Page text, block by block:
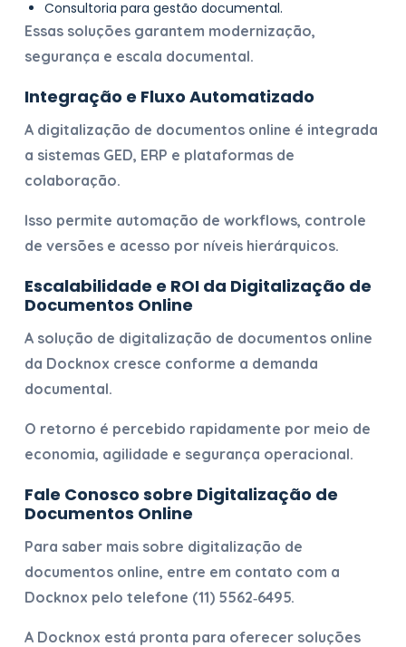
Consultoria para gestão documental.
Essas soluções garantem modernização,
segurança e escala documental.
Integração e Fluxo Automatizado
A digitalização de documentos online é integrada
a sistemas GED, ERP e plataformas de
colaboração.
Isso permite automação de workflows, controle
de versões e acesso por níveis hierárquicos.
Escalabilidade e ROI da Digitalização de
Documentos Online
A solução de digitalização de documentos online
da Docknox cresce conforme a demanda
documental.
O retorno é percebido rapidamente por meio de
economia, agilidade e segurança operacional.
Fale Conosco sobre Digitalização de
Documentos Online
Para saber mais sobre digitalização de
documentos online, entre em contato com a
Docknox pelo telefone (11) 5562‑6495.
A Docknox está pronta para oferecer soluções